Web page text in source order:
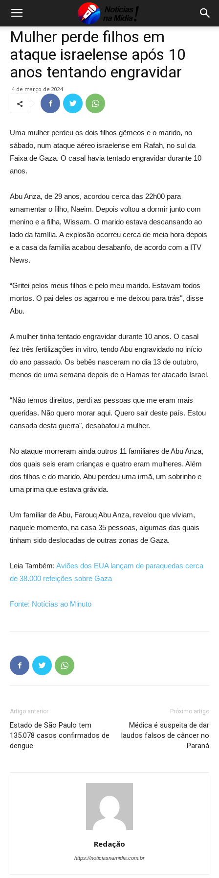
Mulher perde filhos em
ataque israelense após 10
anos tentando engravidar
4 de março de 2024
Uma mulher perdeu os dois filhos gêmeos e o marido, no
sábado, num ataque aéreo israelense em Rafah, no sul da
Faixa de Gaza. O casal havia tentado engravidar durante 10
anos.
Abu Anza, de 29 anos, acordou cerca das 22h00 para
amamentar o filho, Naeim. Depois voltou a dormir junto com
menino e a filha, Wissam. O marido estava descansando ao
lado da família. A explosão ocorreu cerca de meia hora depois
e a casa da família acabou desabanfo, de acordo com a ITV
News.
“Gritei pelos meus filhos e pelo meu marido. Estavam todos
mortos. O pai deles os agarrou e me deixou para trás", disse
Abu.
A mulher tinha tentado engravidar durante 10 anos. O casal
fez três fertilizações in vitro, tendo Abu engravidado no início
do ano passado. Os bebês nasceram no dia 13 de outubro,
menos de uma semana depois de o Hamas ter atacado Israel.
“Não temos direitos, perdi as pessoas que me eram mais
queridas. Não quero morar aqui. Quero sair deste país. Estou
cansada desta guerra", desabafou a mulher.
No ataque morreram ainda outros 11 familiares de Abu Anza,
dos quais seis eram crianças e quatro eram mulheres. Além
dos filhos e do marido, Abu perdeu uma irmã, um sobrinho e
uma prima que estava grávida.
Um familiar de Abu, Farouq Abu Anza, revelou que viviam,
naquele momento, na casa 35 pessoas, algumas das quais
tinham sido deslocadas de outras zonas de Gaza.
Leia Também: Aviões dos EUA lançam de paraquedas cerca
de 38.000 refeições sobre Gaza
Fonte: Notícias ao Minuto
Artigo anterior
Estado de São Paulo tem
135.078 casos confirmados de
dengue
Próximo artigo
Médica é suspeita de dar
laudos falsos de câncer no
Paraná
Redação
https://noticiasnamidia.com.br